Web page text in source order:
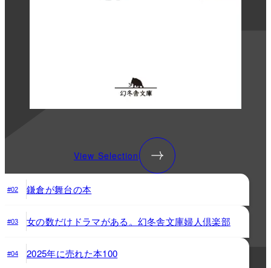
View Selection
#02 鎌倉が舞台の本
#03 女の数だけドラマがある。幻冬舎文庫婦人倶楽部
#04 2025年に売れた本100